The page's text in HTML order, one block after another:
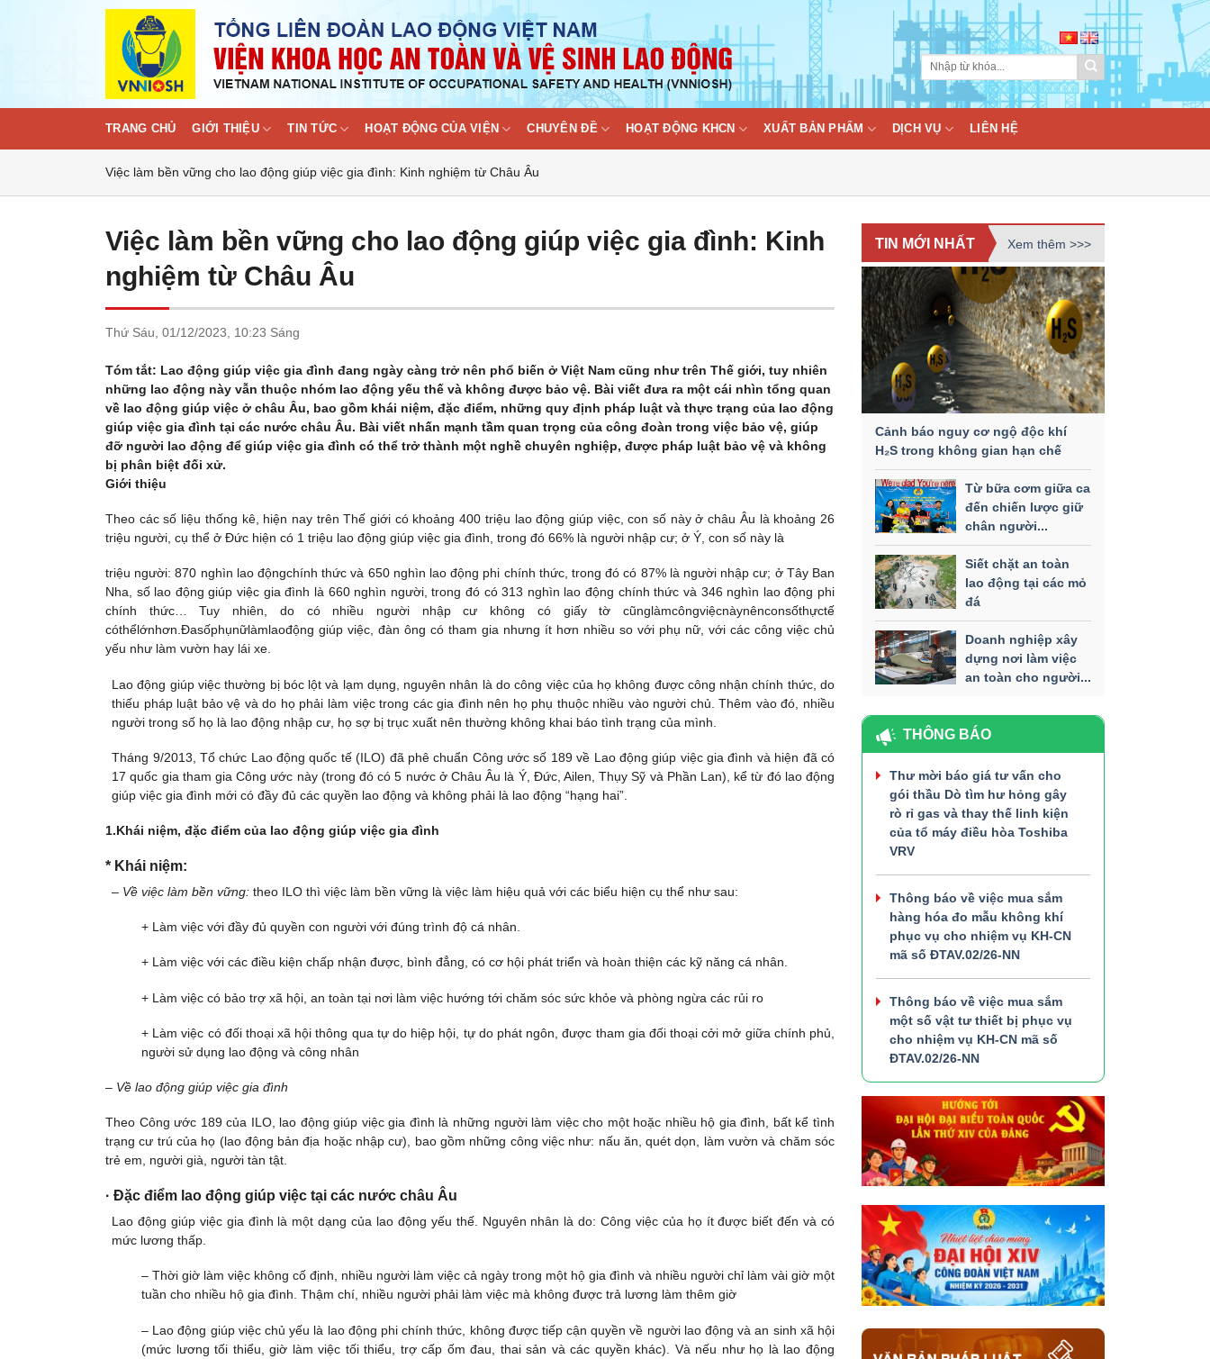
TRANG CHỦ GIỚI THIỆU TIN TỨC HOẠT ĐỘNG CỦA VIỆN CHUYÊN ĐỀ HOẠT ĐỘNG KHCN XUẤT BẢN PHẨM DỊCH VỤ LIÊN HỆ
Việc làm bền vững cho lao động giúp việc gia đình: Kinh nghiệm từ Châu Âu
Việc làm bền vững cho lao động giúp việc gia đình: Kinh
nghiệm từ Châu Âu
Thứ Sáu, 01/12/2023, 10:23 Sáng
Tóm tắt: Lao động giúp việc gia đình đang ngày càng trở nên phổ biến ở Việt Nam cũng như trên Thế giới, tuy nhiên
những lao động này vẫn thuộc nhóm lao động yếu thế và không được bảo vệ. Bài viết đưa ra một cái nhìn tổng quan
về lao động giúp việc ở châu Âu, bao gồm khái niệm, đặc điểm, những quy định pháp luật và thực trạng của lao động
giúp việc gia đình tại các nước châu Âu. Bài viết nhấn mạnh tầm quan trọng của công đoàn trong việc bảo vệ, giúp
đỡ người lao động để giúp việc gia đình có thể trở thành một nghề chuyên nghiệp, được pháp luật bảo vệ và không
bị phân biệt đối xử.
Giới thiệu
Theo các số liệu thống kê, hiện nay trên Thế giới có khoảng 400 triệu lao động giúp việc, con số này ở châu Âu là khoảng 26
triệu người, cụ thể ở Đức hiện có 1 triệu lao động giúp việc gia đình, trong đó 66% là người nhập cư; ở Ý, con số này là
triệu người: 870 nghìn lao độngchính thức và 650 nghìn lao động phi chính thức, trong đó có 87% là người nhập cư; ở Tây Ban
Nha, số lao động giúp việc gia đình là 660 nghìn người, trong đó có 313 nghìn lao động chính thức và 346 nghìn lao động phi
chính thức… Tuy nhiên, do có nhiều người nhập cư không có giấy tờ cũnglàmcôngviệcnàynênconsốthựctế
cóthểlớnhơn.Đasốphụnữlàmlaođộng giúp việc, đàn ông có tham gia nhưng ít hơn nhiều so với phụ nữ, với các công việc chủ
yếu như làm vườn hay lái xe.
Lao động giúp việc thường bị bóc lột và lạm dụng, nguyên nhân là do công việc của họ không được công nhận chính thức, do
thiếu pháp luật bảo vệ và do họ phải làm việc trong các gia đình nên họ phụ thuộc nhiều vào người chủ. Thêm vào đó, nhiều
người trong số họ là lao động nhập cư, họ sợ bị trục xuất nên thường không khai báo tình trạng của mình.
Tháng 9/2013, Tổ chức Lao động quốc tế (ILO) đã phê chuẩn Công ước số 189 về Lao động giúp việc gia đình và hiện đã có
17 quốc gia tham gia Công ước này (trong đó có 5 nước ở Châu Âu là Ý, Đức, Ailen, Thụy Sỹ và Phần Lan), kể từ đó lao động
giúp việc gia đình mới có đầy đủ các quyền lao động và không phải là lao động “hạng hai”.
1.Khái niệm, đặc điểm của lao động giúp việc gia đình
* Khái niệm:
– Về việc làm bền vững:theo ILO thì việc làm bền vững là việc làm hiệu quả với các biểu hiện cụ thể như sau:
+ Làm việc với đầy đủ quyền con người với đúng trình độ cá nhân.
+ Làm việc với các điều kiện chấp nhận được, bình đẳng, có cơ hội phát triển và hoàn thiện các kỹ năng cá nhân.
+ Làm việc có bảo trợ xã hội, an toàn tại nơi làm việc hướng tới chăm sóc sức khỏe và phòng ngừa các rủi ro
+ Làm việc có đối thoại xã hội thông qua tự do hiệp hội, tự do phát ngôn, được tham gia đối thoại cởi mở giữa chính phủ,
người sử dụng lao động và công nhân
– Về lao động giúp việc gia đình
Theo Công ước 189 của ILO, lao động giúp việc gia đình là những người làm việc cho một hoặc nhiều hộ gia đình, bất kể tình
trạng cư trú của họ (lao động bản địa hoặc nhập cư), bao gồm những công việc như: nấu ăn, quét dọn, làm vườn và chăm sóc
trẻ em, người già, người tàn tật.
· Đặc điểm lao động giúp việc tại các nước châu Âu
Lao động giúp việc gia đình là một dạng của lao động yếu thế. Nguyên nhân là do: Công việc của họ ít được biết đến và có
mức lương thấp.
– Thời giờ làm việc không cố định, nhiều người làm việc cả ngày trong một hộ gia đình và nhiều người chỉ làm vài giờ một
tuần cho nhiều hộ gia đình. Thậm chí, nhiều người phải làm việc mà không được trả lương làm thêm giờ
– Lao động giúp việc chủ yếu là lao động phi chính thức, không được tiếp cận quyền về người lao động và an sinh xã hội
(mức lương tối thiểu, giờ làm việc tối thiểu, trợ cấp ốm đau, thai sản và các quyền khác). Và nếu như họ là lao động
TIN MỚI NHẤT Xem thêm >>>
Cảnh báo nguy cơ ngộ độc khí
H₂S trong không gian hạn chế
Từ bữa cơm giữa ca
đến chiến lược giữ
chân người...
Siết chặt an toàn
lao động tại các mỏ
đá
Doanh nghiệp xây
dựng nơi làm việc
an toàn cho người...
THÔNG BÁO
Thư mời báo giá tư vấn cho
gói thầu Dò tìm hư hỏng gây
rò rỉ gas và thay thế linh kiện
của tổ máy điều hòa Toshiba
VRV
Thông báo về việc mua sắm
hàng hóa đo mẫu không khí
phục vụ cho nhiệm vụ KH-CN
mã số ĐTAV.02/26-NN
Thông báo về việc mua sắm
một số vật tư thiết bị phục vụ
cho nhiệm vụ KH-CN mã số
ĐTAV.02/26-NN